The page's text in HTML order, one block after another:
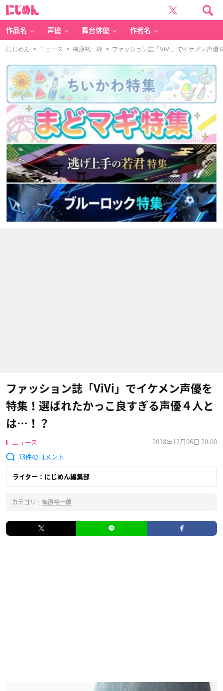
作品名 声優 舞台俳優 作者名
にじめん > ニュース > 梅原裕一郎 > ファッション誌「ViVi」でイケメン声優
ファッション誌「ViVi」でイケメン声優を
特集！選ばれたかっこ良すぎる声優４人と
は…！？
ニュース
2018年12月06日 20:00
13
ライター：にじめん編集部
カテゴリ : 梅原裕一郎